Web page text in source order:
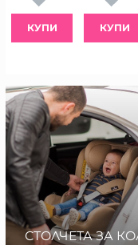
КУПИ КУПИ
СТОЛЧЕТА ЗА